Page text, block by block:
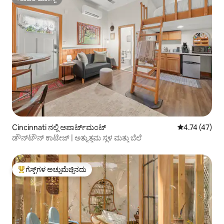
ಸೂಪರ್‌ಹೋಸ್ಟ್
Cincinnati ನಲ್ಲಿ ಅಪಾರ್ಟ್‌ಮಂಟ್ 5 ರಲ್ಲಿ 4.74
4.74 (47)
ಡೌನ್‌ಟೌನ್ ಕಾಟೇಜ್ | ಅತ್ಯುತ್ತಮ ಸ್ಥಳ ಮತ್ತು ಬೆಲೆ
ಗೆಸ್ಟ್‌ಗಳಿಗೆ ಅತಿ ಹೆಚ್ಚು ಅಚ್ಚುಮೆಚ್ಚಿನದು
ಗೆಸ್ಟ್‌ಗಳ ಅಚ್ಚುಮೆಚ್ಚಿನದು